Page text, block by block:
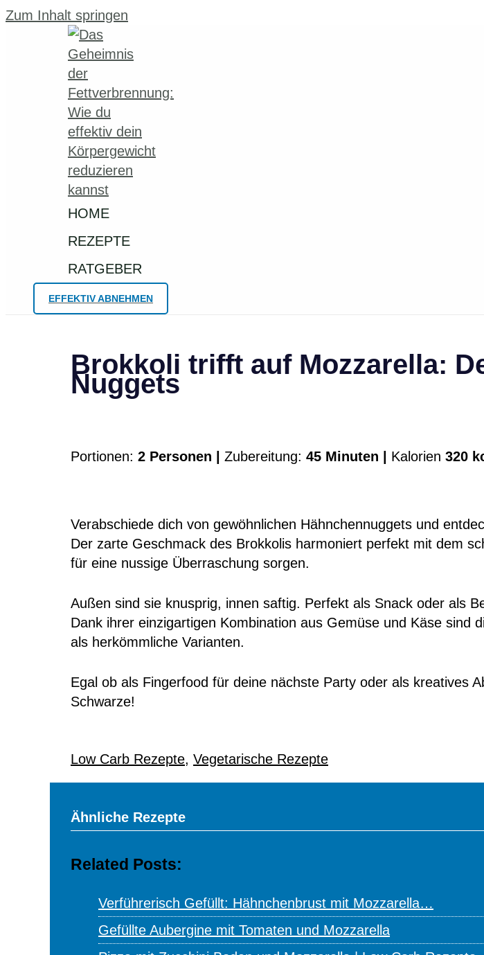
Zum Inhalt springen
HOME
REZEPTE
RATGEBER
EFFEKTIV ABNEHMEN
Brokkoli trifft auf Mozzarella:
Nuggets
Portionen: 2 Personen | Zubereitung: 45 Minuten | Kalorien 320
Verabschiede dich von gewöhnlichen Hähnchennuggets und
Der zarte Geschmack des Brokkolis harmoniert perfekt mit dem
für eine nussige Überraschung sorgen.
Außen sind sie knusprig, innen saftig. Perfekt als Snack oder als
Dank ihrer einzigartigen Kombination aus Gemüse und Käse sind
als herkömmliche Varianten.
Egal ob als Fingerfood für deine nächste Party oder als kreatives
Schwarze!
Low Carb Rezepte, Vegetarische Rezepte
Ähnliche Rezepte
Related Posts:
Verführerisch Gefüllt: Hähnchenbrust mit Mozzarella…
Gefüllte Aubergine mit Tomaten und Mozzarella